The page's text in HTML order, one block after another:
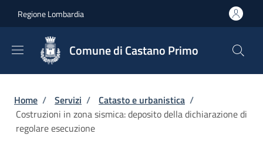
Regione Lombardia
Comune di Castano Primo
Briciole di pane
Home / Servizi / Catasto e urbanistica /
Costruzioni in zona sismica: deposito della dichiarazione di
regolare esecuzione